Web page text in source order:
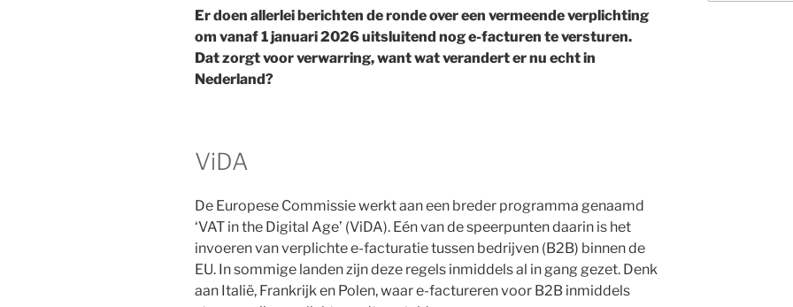
Er doen allerlei berichten de ronde over een vermeende verplichting
om vanaf 1 januari 2026 uitsluitend nog e-facturen te versturen.
Dat zorgt voor verwarring, want wat verandert er nu echt in
Nederland?
ViDA
De Europese Commissie werkt aan een breder programma genaamd
‘VAT in the Digital Age’ (ViDA). Eén van de speerpunten daarin is het
invoeren van verplichte e-facturatie tussen bedrijven (B2B) binnen de
EU. In sommige landen zijn deze regels inmiddels al in gang gezet. Denk
aan Italië, Frankrijk en Polen, waar e-factureren voor B2B inmiddels